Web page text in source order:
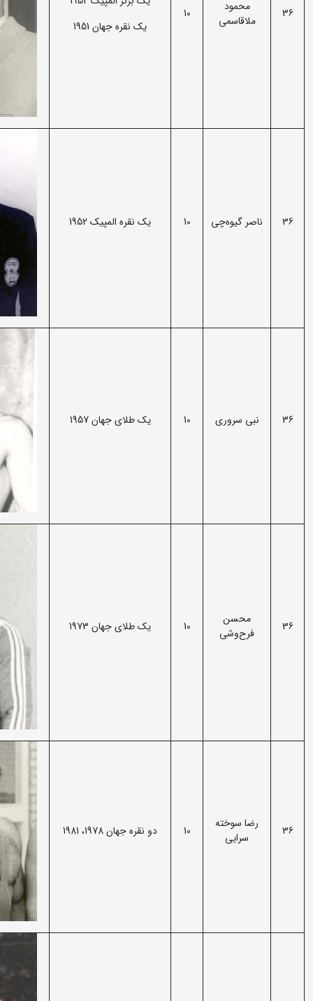
36
محمود
ملاقاسمی
10
یک نقره جهان 1951
36 ناصر گیوه‌چی 10 یک نقره المپیک 1952
36 نبی سروری 10 یک طلای جهان 1957
36
محسن
فرح‌وشی
10 یک طلای جهان 1973
36
رضا سوخته
سرایی
10 دو نقره جهان 1978، 1981